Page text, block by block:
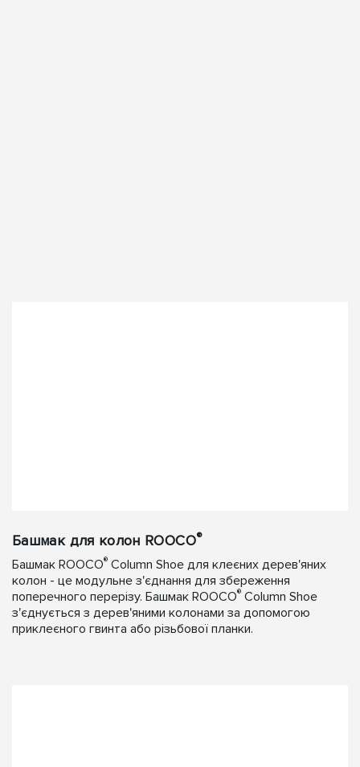
Башмак для колон ROOCO®
Башмак ROOCO® Column Shoe для клеєних дерев'яних
колон - це модульне з'єднання для збереження
поперечного перерізу. Башмак ROOCO® Column Shoe
з'єднується з дерев'яними колонами за допомогою
приклеєного гвинта або різьбової планки.